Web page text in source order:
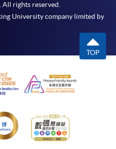
頒授課程及其他單元或繳
上服務，如學員就讀的課
會通知學員有關程序。
(PPS) (不適用於手機)、
支付」(Online WeChat
或 「轉數快」(FPS)
rights reserved.
University company limited by
TOP